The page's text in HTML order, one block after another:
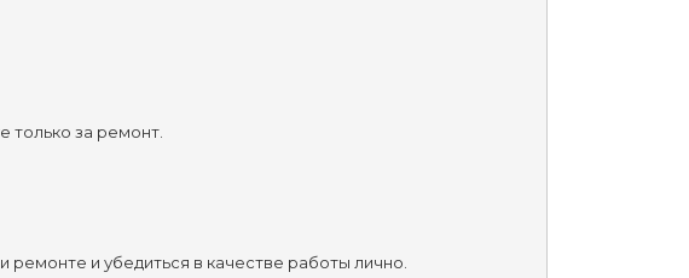
только за ремонт.
и убедиться в качестве работы лично.